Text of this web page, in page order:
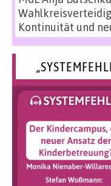
Kontinuität und